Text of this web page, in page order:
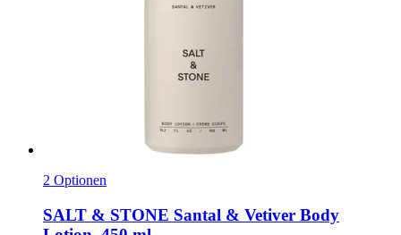
2 Optionen
SALT & STONE Santal & Vetiver Body